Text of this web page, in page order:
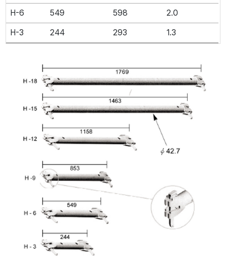
H-6 549 598 2.0
H-3 244 293 1.3